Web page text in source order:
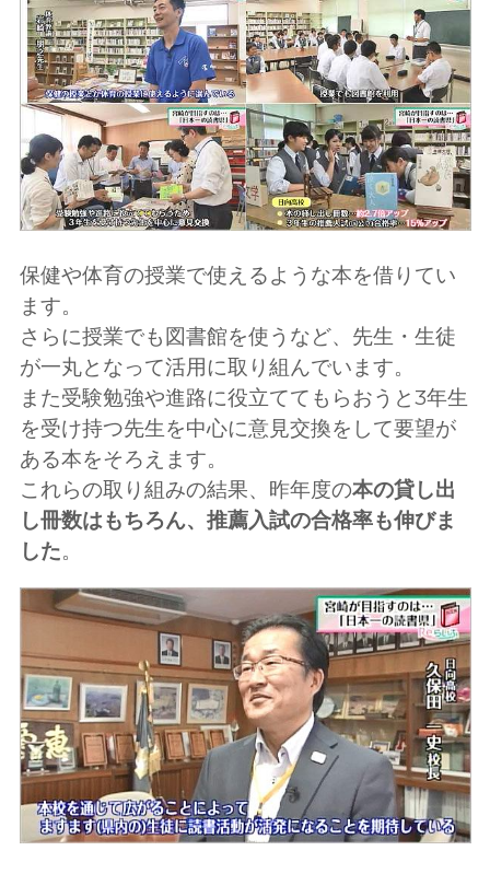
保健や体育の授業で使えるような本を借りてい
ます。
さらに授業でも図書館を使うなど、先生・生徒
が一丸となって活用に取り組んでいます。
また受験勉強や進路に役立ててもらおうと3年生
を受け持つ先生を中心に意見交換をして要望が
ある本をそろえます。
これらの取り組みの結果、昨年度の本の貸し出
し冊数はもちろん、推薦入試の合格率も伸びま
した。